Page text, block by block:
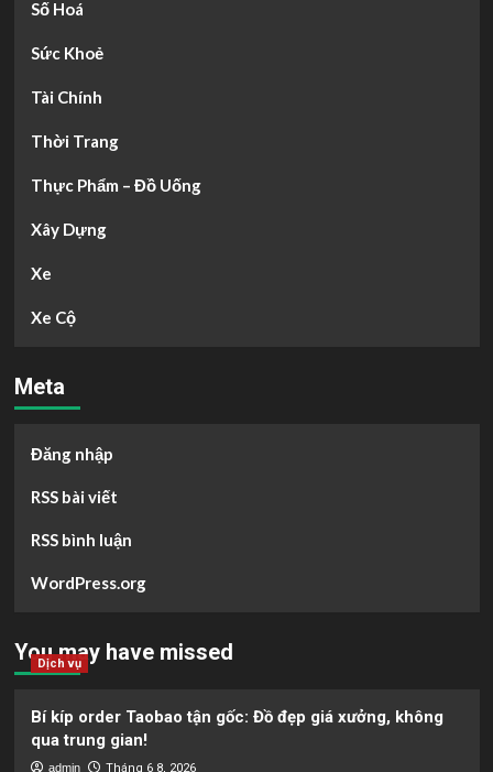
Số Hoá
Sức Khoẻ
Tài Chính
Thời Trang
Thực Phẩm – Đồ Uống
Xây Dựng
Xe
Xe Cộ
Meta
Đăng nhập
RSS bài viết
RSS bình luận
WordPress.org
You may have missed
Dịch vụ
Bí kíp order Taobao tận gốc: Đồ đẹp giá xưởng, không
qua trung gian!
admin Tháng 6 8, 2026